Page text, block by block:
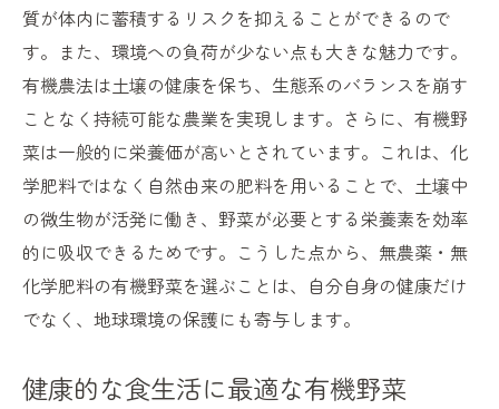
質が体内に蓄積するリスクを抑えることができるので
す。また、環境への負荷が少ない点も大きな魅力です。
有機農法は土壌の健康を保ち、生態系のバランスを崩す
ことなく持続可能な農業を実現します。さらに、有機野
菜は一般的に栄養価が高いとされています。これは、化
学肥料ではなく自然由来の肥料を用いることで、土壌中
の微生物が活発に働き、野菜が必要とする栄養素を効率
的に吸収できるためです。こうした点から、無農薬・無
化学肥料の有機野菜を選ぶことは、自分自身の健康だけ
でなく、地球環境の保護にも寄与します。
健康的な食生活に最適な有機野菜